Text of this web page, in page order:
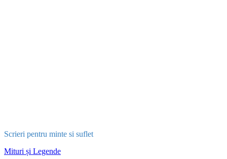
Scrieri pentru minte si suflet
Publicat
Mituri și Legende